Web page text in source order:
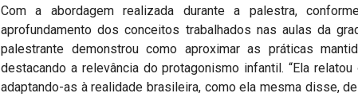
Com a abordagem realizada durante a palestra,
aprofundamento dos conceitos trabalhados nas aulas da
palestrante demonstrou como aproximar as práticas
destacando a relevância do protagonismo infantil. “Ela
adaptando-as à realidade brasileira, como ela mesma disse,